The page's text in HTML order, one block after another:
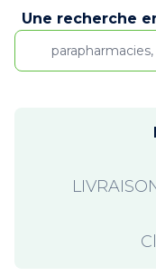
Une recherche